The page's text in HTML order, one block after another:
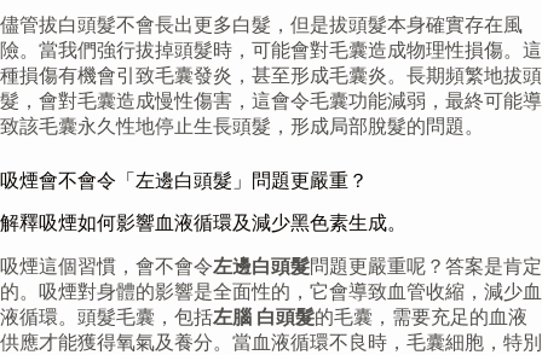
儘管拔白頭髮不會長出更多白髮，但是拔頭髮本身確實存在風
險。當我們強行拔掉頭髮時，可能會對毛囊造成物理性損傷。這
種損傷有機會引致毛囊發炎，甚至形成毛囊炎。長期頻繁地拔頭
髮，會對毛囊造成慢性傷害，這會令毛囊功能減弱，最終可能導
致該毛囊永久性地停止生長頭髮，形成局部脫髮的問題。
吸煙會不會令「左邊白頭髮」問題更嚴重？
解釋吸煙如何影響血液循環及減少黑色素生成。
吸煙這個習慣，會不會令左邊白頭髮問題更嚴重呢？答案是肯定
的。吸煙對身體的影響是全面性的，它會導致血管收縮，減少血
液循環。頭髮毛囊，包括左腦 白頭髮的毛囊，需要充足的血液
供應才能獲得氧氣及養分。當血液循環不良時，毛囊細胞，特別